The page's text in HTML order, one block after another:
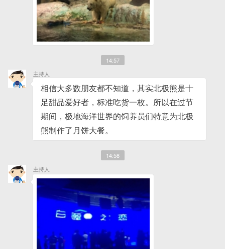
14:57
主持人
相信大多数朋友都不知道，其实北极熊是十
足甜品爱好者，标准吃货一枚。所以在过节
期间，极地海洋世界的饲养员们特意为北极
熊制作了月饼大餐。
14:58
主持人